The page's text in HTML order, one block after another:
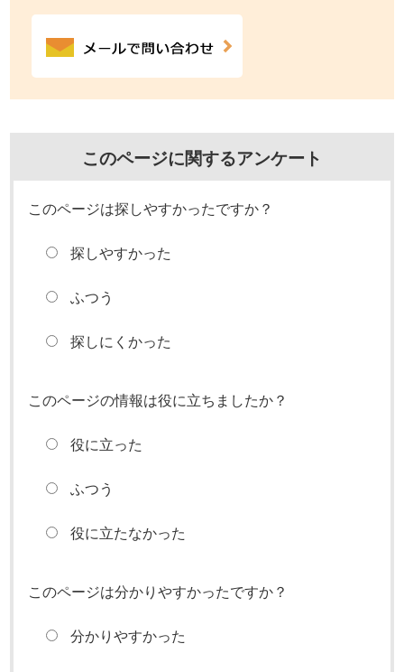
このページに関するアンケート
このページは探しやすかったですか？
探しやすかった
ふつう
探しにくかった
このページの情報は役に立ちましたか？
役に立った
ふつう
役に立たなかった
このページは分かりやすかったですか？
分かりやすかった